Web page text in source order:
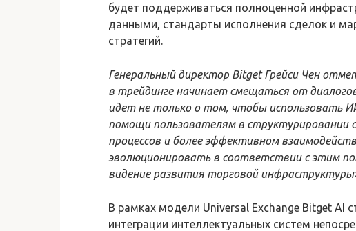
будет поддерживаться полноценной
данными, стандарты исполнения сделок и
стратегий.
Генеральный директор Bitget Грейси Чен
в трейдинге начинает смещаться от
идет не только о том, чтобы использовать
помощи пользователям в
процессов и более эффективном
эволюционировать в соответствии с этим
видение развития торговой
В рамках модели Universal Exchange Bitget AI
интеграции интеллектуальных систем